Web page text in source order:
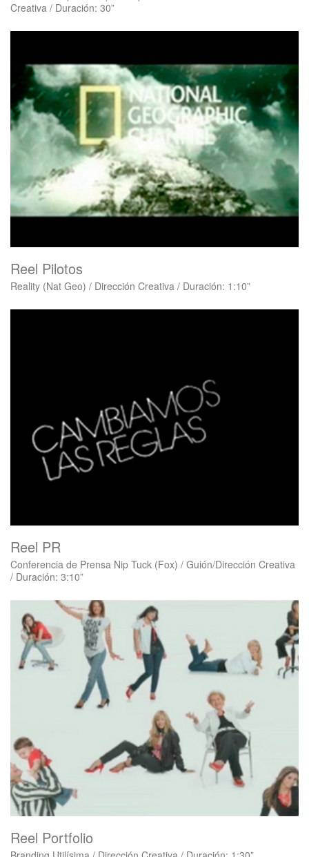
Creativa / Duración: 30”
Reel Pilotos
Reality (Nat Geo) / Dirección Creativa / Duración: 1:10”
Reel PR
Conferencia de Prensa Nip Tuck (Fox) / Guión/Dirección Creativa
/ Duración: 3:10”
Reel Portfolio